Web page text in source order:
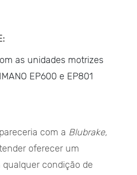
as unidades motrizes
EP600 e EP801
com a Blubrake,
oferecer um
condição de